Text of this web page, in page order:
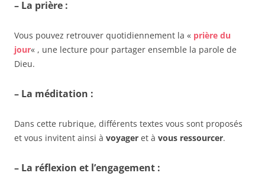
– La prière :
Vous pouvez retrouver quotidiennement la « prière du
jour« , une lecture pour partager ensemble la parole de
Dieu.
– La méditation :
Dans cette rubrique, différents textes vous sont proposés
et vous invitent ainsi à voyager et à vous ressourcer.
– La réflexion et l’engagement :